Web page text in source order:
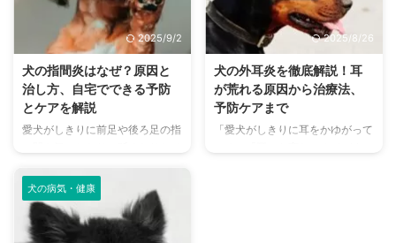
犬の結膜炎の主な症状、考えられ
る原因、そして自宅でできる簡単
なケア方法について詳しく解説し
ます。 また、「もしかして結膜
炎かも？」と思ったときに、すぐ
に動物病院に行くべきかどうかの
判断基準や、病院での治療内容に
ついても触れます。この記事を読
...
んか？ 犬の車酔いは、人間と同
じように乗り物の揺れや匂いによ
って引き起こされます。しかし、
対策をすることで克服できる可能
性が高いです。 この記事では、
犬が車酔いする原因から、今日か
ら実践できる対策、車酔いしてし
まった時の対処法までを解説しま
2025/9/2
犬の指間炎はなぜ？原因と
治し方、自宅でできる予防
とケアを解説
愛犬がしきりに前足や後ろ足の指
後、足の指の間が赤く腫れていた
り、膿が出ていることに気づいた
経験はありませんか？ その症
状、もしかしたら「指間炎（しか
2025/8/26
犬の外耳炎を徹底解説！耳
が荒れる原因から治療法、
予防ケアまで
「愛犬がしきりに耳をかゆがって
犬の病気・健康